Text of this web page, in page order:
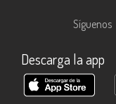
Síguenos
Descarga la app